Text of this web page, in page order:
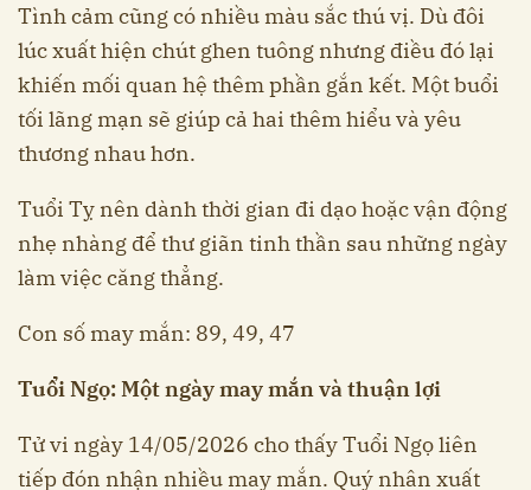
Tình cảm cũng có nhiều màu sắc thú vị. Dù đôi
lúc xuất hiện chút ghen tuông nhưng điều đó lại
khiến mối quan hệ thêm phần gắn kết. Một buổi
tối lãng mạn sẽ giúp cả hai thêm hiểu và yêu
thương nhau hơn.
Tuổi Tỵ nên dành thời gian đi dạo hoặc vận động
nhẹ nhàng để thư giãn tinh thần sau những ngày
làm việc căng thẳng.
Con số may mắn: 89, 49, 47
Tuổi Ngọ: Một ngày may mắn và thuận lợi
Tử vi ngày 14/05/2026 cho thấy Tuổi Ngọ liên
tiếp đón nhận nhiều may mắn. Quý nhân xuất